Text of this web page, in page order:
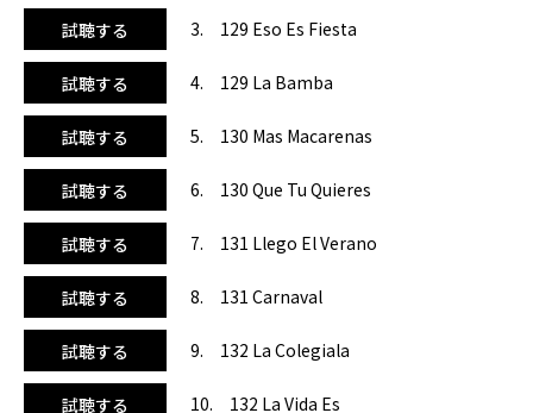
★金子智恵さんのおすすめコメント★
今回もグルーヴ感いっぱい！CD1はBPM128～135で使いや
すい設定です。アーバンポップに交じって、ラテンの定番と
試聴する 3. 129 Eso Es Fiesta
試聴する 4. 129 La Bamba
試聴する 5. 130 Mas Macarenas
試聴する 6. 130 Que Tu Quieres
試聴する 7. 131 Llego El Verano
試聴する 8. 131 Carnaval
試聴する 9. 132 La Colegiala
試聴する 10. 132 La Vida Es